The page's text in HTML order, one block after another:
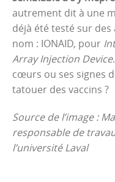
autrement dit à une
déjà été testé sur des
nom : IONAID, pour
Array Injection Device
cœurs ou ses signes
tatouer des vaccins ?
Source de l’image :
responsable de
l’université Laval